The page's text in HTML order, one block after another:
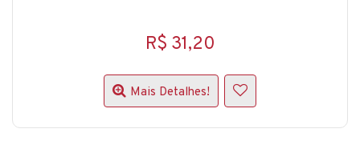
R$ 31,20
Mais Detalhes!